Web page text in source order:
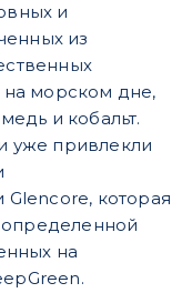
и
из
на морском дне,
и кобальт.
уже привлекли
которая
определенной
на